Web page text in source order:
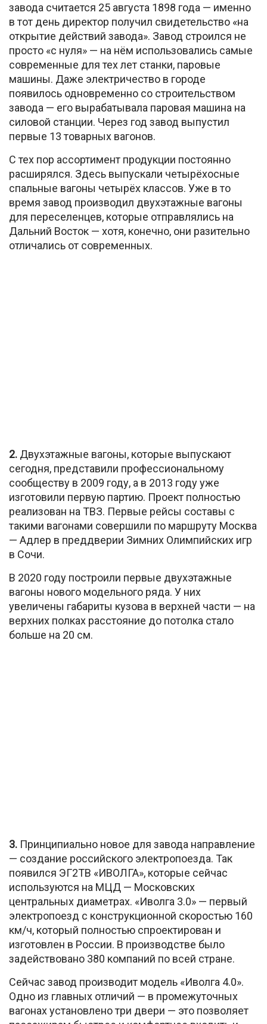
завода считается 25 августа 1898 года — именно
в тот день директор получил свидетельство «на
открытие действий завода». Завод строился не
просто «с нуля» — на нём использовались самые
современные для тех лет станки, паровые
машины. Даже электричество в городе
появилось одновременно со строительством
завода — его вырабатывала паровая машина на
силовой станции. Через год завод выпустил
первые 13 товарных вагонов.
С тех пор ассортимент продукции постоянно
расширялся. Здесь выпускали четырёхосные
спальные вагоны четырёх классов. Уже в то
время завод производил двухэтажные вагоны
для переселенцев, которые отправлялись на
Дальний Восток — хотя, конечно, они разительно
отличались от современных.
2. Двухэтажные вагоны, которые выпускают
сегодня, представили профессиональному
сообществу в 2009 году, а в 2013 году уже
изготовили первую партию. Проект полностью
реализован на ТВЗ. Первые рейсы составы с
такими вагонами совершили по маршруту Москва
— Адлер в преддверии Зимних Олимпийских игр
в Сочи.
В 2020 году построили первые двухэтажные
вагоны нового модельного ряда. У них
увеличены габариты кузова в верхней части — на
верхних полках расстояние до потолка стало
больше на 20 см.
3. Принципиально новое для завода направление
— создание российского электропоезда. Так
появился ЭГ2ТВ «ИВОЛГА», которые сейчас
используются на МЦД — Московских
центральных диаметрах. «Иволга 3.0» — первый
электропоезд с конструкционной скоростью 160
км/ч, который полностью спроектирован и
изготовлен в России. В производстве было
задействовано 380 компаний по всей стране.
Сейчас завод производит модель «Иволга 4.0».
Одно из главных отличий — в промежуточных
вагонах установлено три двери — это позволяет